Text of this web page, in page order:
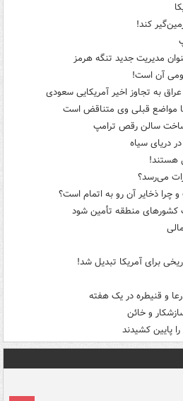
کند!
مدیریت جدید تنگه هرمز
بومی آن است!
به تجاوز اخیر آمریکایی سعودی
با مواضع قبلی وی متناقض است
ساخت سالن رقص ترامپ
دریای سیاه
هستند!
می‌رسد؟
ذخایر آن رو به اتمام است؟
کشورهای منطقه تأمین شود
برای آمریکا تبدیل شد!
و خائن
پایین کشیدند